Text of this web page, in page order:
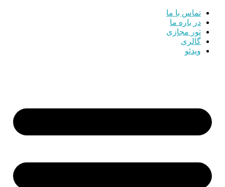
تماس با ما
در باره ما
تور مجازی
گالری
ویدئو